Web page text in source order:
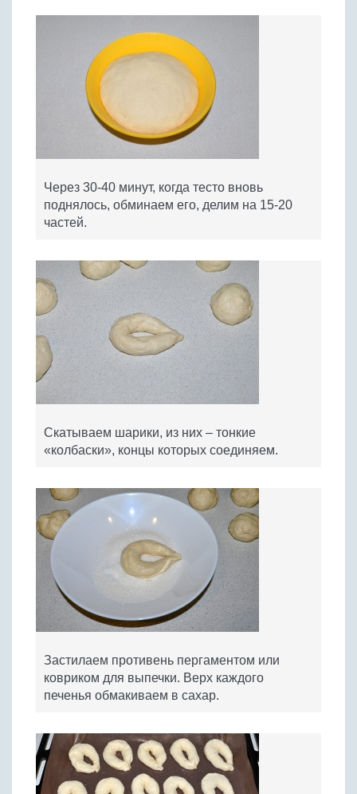
Через 30-40 минут, когда тесто вновь
поднялось, обминаем его, делим на 15-20
частей.
Скатываем шарики, из них – тонкие
«колбаски», концы которых соединяем.
Застилаем противень пергаментом или
ковриком для выпечки. Верх каждого
печенья обмакиваем в сахар.